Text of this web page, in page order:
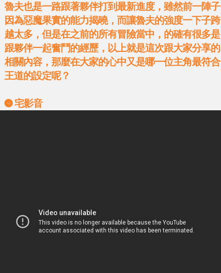
魯夫也是一路跟著夥伴打到最新進度，雖然前一陣子
因為惡魔果實的能力揭曉，而讓魯夫的強度一下子跨
越太多，但是在之前的所有冒險當中，的確有很多是
跟夥伴一起奮鬥的經歷，以上就是這次跟大家分享的
相關內容，那麼在大家的心中又是哪一位主角最符合
王道的設定呢？
宅影音